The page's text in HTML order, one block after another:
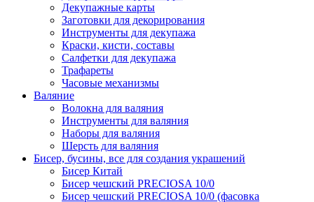
Декупажные карты
Заготовки для декорирования
Инструменты для декупажа
Краски, кисти, составы
Салфетки для декупажа
Трафареты
Часовые механизмы
Валяние
Волокна для валяния
Инструменты для валяния
Наборы для валяния
Шерсть для валяния
Бисер, бусины, все для создания украшений
Бисер Китай
Бисер чешский PRECIOSA 10/0
Бисер чешский PRECIOSA 10/0 (фасовка